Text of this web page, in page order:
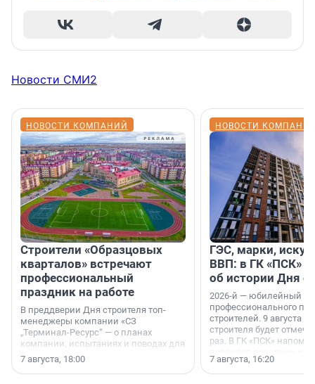
Новости СМИ2
НОВОСТИ КОМПАНИЙ
Строители «Образцовых
кварталов» встречают
профессиональный
праздник на работе
В преддверии Дня строителя топ-
менеджеры компании «СЗ
„Терминал-Ресурс“ — о планах
компании, испытаниях и поводах для
осторожного оптимизма.
7 августа, 18:00
НОВОСТИ
ГЭС, марки,
ВВП: в ГК «ПСК»
об истории Дня
2026-й — юбилейный
профессионального
строителей. 9 августа
строителя будет
раз. В ГК «ПСК»
поменялась роль
7 августа, 16:20